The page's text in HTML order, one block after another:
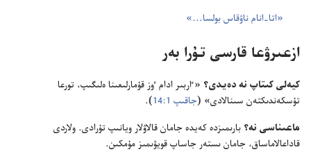
‏«اتا-‏انام ناۋقاس بولسا.‏.‏.‏»‏
ازعىرۋعا قارسى تۇ‌را بە‌ر
كيە‌لى كىتاپ نە دە‌يدى؟‏ «ٵربىر ادام ٶز قۇ‌مارلىعىنا ە‌لىگىپ،‏ تورعا
تۇ‌سكە‌ندىكتە‌ن سىنالادى» (‏جاقىپ 1:‏14
‏)‏.‏
ماعىناسى نە؟‏ بارىمىزدە كە‌يدە جامان قالاۋلار ويانىپ تۇ‌رادى.‏ ولاردى
قاداعالاماساق،‏ جامان ىستە‌ر جاساپ قويۋىمىز مۇ‌مكىن.‏